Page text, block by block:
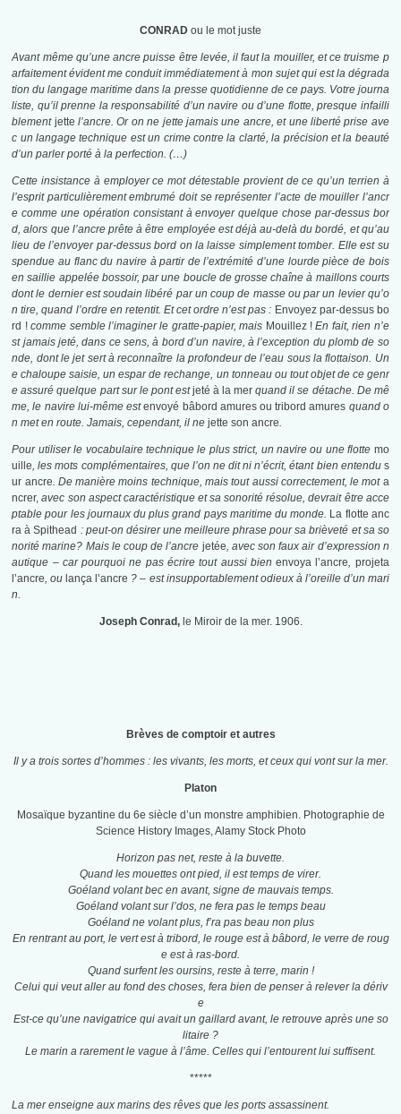
CONRAD ou le mot juste
Avant même qu’une ancre puisse être levée, il faut la mouiller, et ce truisme p
arfaitement évident me conduit immédiatement à mon sujet qui est la dégrada
tion du langage maritime dans la presse quotidienne de ce pays. Votre journa
liste, qu’il prenne la responsabilité d’un navire ou d’une flotte, presque infailli
blement jette l’ancre. Or on ne jette jamais une ancre, et une liberté prise ave
c un langage technique est un crime contre la clarté, la précision et la beauté
d’un parler porté à laperfection. (…)
Cette insistance à employer ce mot détestable provient de ce qu’un terrien à
l’esprit particulièrement embrumé doit se représenter l’acte de mouiller l’ancr
e comme une opération consistant à envoyer quelque chose par-dessus bor
d, alors que l’ancre prête à être employée est déjà au-delà du bordé, et qu’au
lieu de l’envoyer par-dessus bord on la laisse simplement tomber. Elle est su
spendue au flanc du navire à partir de l’extrémité d’une lourde pièce de bois
en saillie appelée bossoir, par une boucle de grosse chaîne à maillons courts
dont le dernier est soudain libéré par un coup de masse ou par un levier qu’o
n tire, quand l’ordre en retentit. Et cet ordre n’est pas : Envoyez par-dessus bo
rd !comme semble l’imaginer le gratte-papier, mais Mouillez ! En fait, rien n’e
st jamais jeté, dans ce sens, à bord d’un navire, à l’exception du plomb de so
nde, dont le jet sert à reconnaître la profondeur de l’eau sous la flottaison. Un
e chaloupe saisie, un espar de rechange, un tonneau ou tout objet de ce genr
e assuré quelque part sur le pont estjeté à la mer quand il se détache. De mê
me, le navire lui-même estenvoyé bâbord amures ou tribord amures quand o
n met en route. Jamais, cependant, il nejette son ancre.
Pour utiliser le vocabulaire technique le plus strict, un navire ou une flotte mo
uille, les mots complémentaires, que l’on ne dit ni n’écrit, étant bien entendu s
ur ancre. De manière moins technique, mais tout aussi correctement, le mot a
ncrer, avec son aspect caractéristique et sa sonorité résolue, devrait être acce
ptable pour les journaux du plus grand pays maritime du monde. La flotte anc
ra à Spithead : peut-on désirer une meilleure phrase pour sa brièveté et sa so
norité marine? Mais le coup de l’ancre jetée, avec son faux air d’expression n
autique – car pourquoi ne pas écrire tout aussi bienenvoya l’ancre, projeta
l’ancre, ou lança l’ancre ? – est insupportablement odieux à l’oreille d’un mari
n.
Joseph Conrad,le Miroir de la mer. 1906.
Brèves de comptoir et autres
Il y a trois sortes d’hommes : les vivants, les morts, et ceux qui vont sur la mer.
Platon
Mosaïque byzantine du 6e siècle d’un monstre amphibien. Photographie de
Science History Images, Alamy Stock Photo
Horizon pas net, reste à la buvette.
Quand les mouettes ont pied, il est temps de virer.
Goéland volant bec en avant, signe de mauvais temps.
Goéland volant sur l’dos, ne fera pas le temps beau
Goéland ne volant plus, f’ra pas beau non plus
En rentrant au port, le vert est à tribord, le rouge est à bâbord, le verre de roug
e est à ras-bord.
Quand surfent les oursins, reste à terre, marin !
Celui qui veut aller au fond des choses, fera bien de penser à relever la dériv
e
Est-ce qu’une navigatrice qui avait un gaillard avant, le retrouve après une so
litaire ?
Le marin a rarement le vague à l’âme. Celles qui l’entourent lui suffisent.
*****
La mer enseigne aux marins des rêves que les ports assassinent.